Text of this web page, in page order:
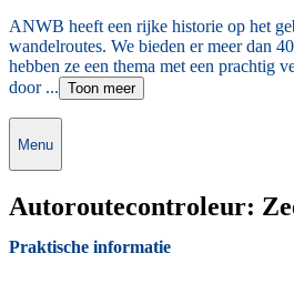
ANWB heeft een rijke historie op het
wandelroutes. We bieden er meer dan
hebben ze een thema met een prachtig
door ... Toon meer
Menu
Autoroutecontroleur:
Praktische informatie